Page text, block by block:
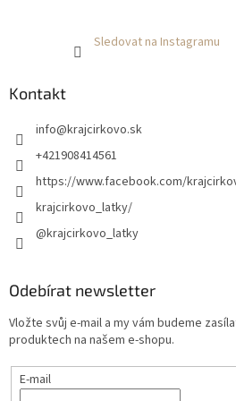
Sledovat na Instagramu
Kontakt
info@krajcirkovo.sk
+421908414561
https://www.facebook.com/
krajcirkovo_latky/
@krajcirkovo_latky
Odebírat newsletter
Vložte svůj e-mail a my vám budeme
produktech na našem e-shopu.
E-mail